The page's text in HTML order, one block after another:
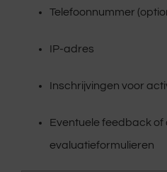
Telefoonnummer
IP-adres
Inschrijvingen voor
Eventuele feedback
evaluatieformulieren